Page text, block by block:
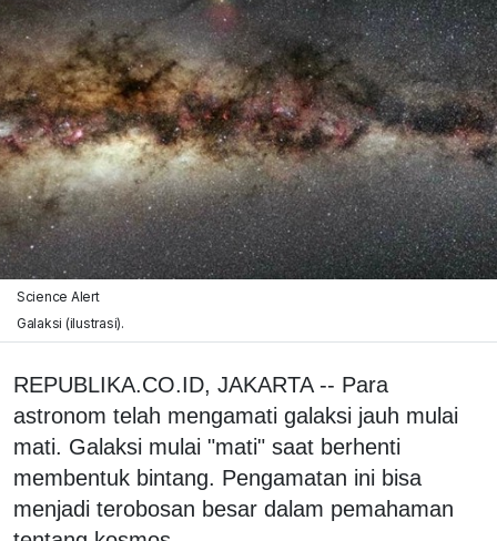
Science Alert
Galaksi (ilustrasi).
REPUBLIKA.CO.ID, JAKARTA -- Para
astronom telah mengamati galaksi jauh mulai
mati. Galaksi mulai "mati" saat berhenti
membentuk bintang. Pengamatan ini bisa
menjadi terobosan besar dalam pemahaman